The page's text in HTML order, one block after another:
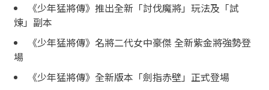
《少年猛將傳》推出全新「討伐魔將」玩法及「試
煉」副本
《少年猛將傳》名將二代女中豪傑 全新紫金將強勢登
場
《少年猛將傳》全新版本「劍指赤壁」正式登場